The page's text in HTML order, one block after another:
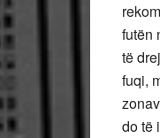
futën
të
fuqi,
do të